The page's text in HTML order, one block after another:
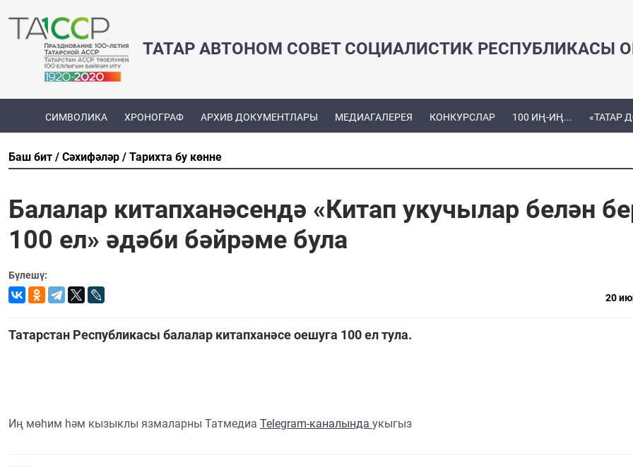
ТАТАР АВТОНОМ СОВЕТ СОЦИАЛИСТИК РЕСПУБЛИКАСЫ
СИМВОЛИКА ХРОНОГРАФ АРХИВ ДОКУМЕНТЛАРЫ МЕДИАГАЛЕРЕЯ КОНКУРСЛАР 100 ИҢ-ИҢ... «ТАТАР
Баш бит Сәхифәләр Тарихта бу көнне
Балалар китапханәсендә «Китап укучылар белән
100 ел» әдәби бәйрәме була
Бүлешү:
20
Татарстан Республикасы балалар китапханәсе оешуга 100 ел тула.
Иң мөһим һәм кызыклы язмаларны Татмедиа Telegram-каналында укыгыз